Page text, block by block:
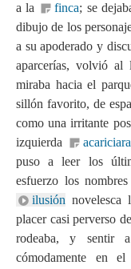
a la
finca; se
dibujo de los
a su apoderado y
aparcerías, volvió
miraba hacia el
sillón favorito, de
como una irritante
izquierda
acariciara
puso a leer los
esfuerzo los
ilusión novelesca
placer casi perverso
rodeaba, y sentir
cómodamente en